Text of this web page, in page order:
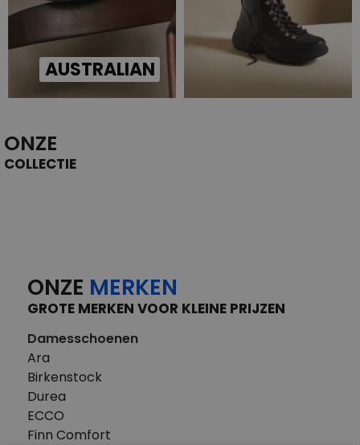
AUSTRALIAN
ONZE
COLLECTIE
ONZE MERKEN
GROTE MERKEN VOOR KLEINE PRIJZEN
Damesschoenen
Ara
Birkenstock
Durea
ECCO
Finn Comfort